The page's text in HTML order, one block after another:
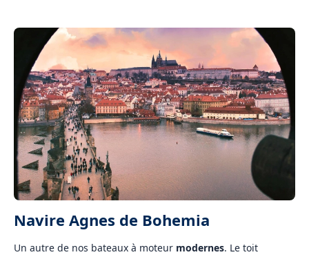
Navire Agnes de Bohemia
Un autre de nos bateaux à moteur modernes. Le toit